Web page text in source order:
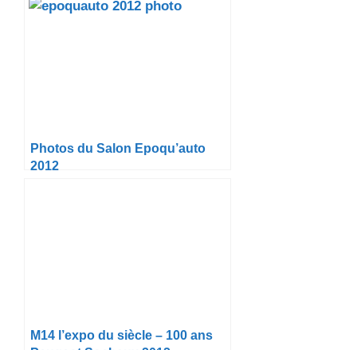
Photos du Salon Epoqu’auto
2012
M14 l’expo du siècle – 100 ans